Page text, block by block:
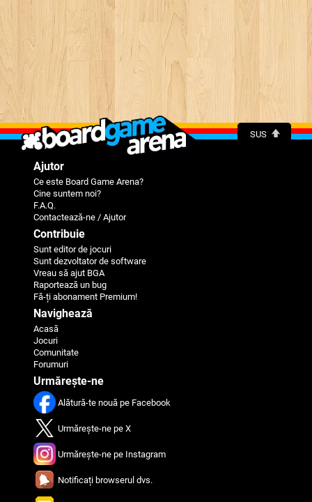
SUS
Ajutor
Ce este Board Game Arena?
Cine suntem noi?
F.A.Q.
Contactează-ne / Ajutor
Contribuie
Sunt editor de jocuri
Sunt dezvoltator de software
Vreau să ajut BGA
Raportează un bug
Fă-ți abonament Premium!
Navighează
Acasă
Jocuri
Comunitate
Forumuri
Urmărește-ne
Alătură-te nouă pe Facebook
Urmărește-ne pe X
Urmărește-ne pe Instagram
Notificați browserul dvs.